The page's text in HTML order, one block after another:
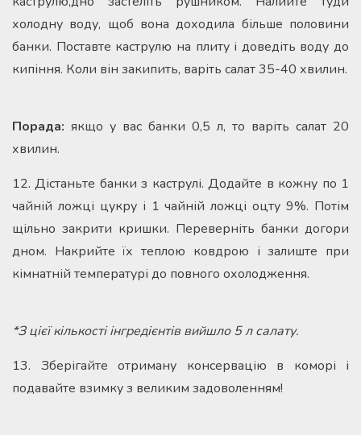
холодну воду, щоб вона доходила більше половини
банки. Поставте каструлю на плиту і доведіть воду до
кипіння. Коли він закипить, варіть салат 35-40 хвилин.
Порада: якщо у вас банки 0,5 л, то варіть салат 20
хвилин.
12. Дістаньте банки з каструлі. Додайте в кожну по 1
чайній ложці цукру і 1 чайній ложці оцту 9%. Потім
щільно закрити кришки. Переверніть банки догори
дном. Накрийте їх теплою ковдрою і залиште при
кімнатній температурі до повного охолодження.
*З цієї кількості інгредієнтів вийшло 5 л салату.
13. Зберігайте отриману консервацію в коморі і
подавайте взимку з великим задоволенням!